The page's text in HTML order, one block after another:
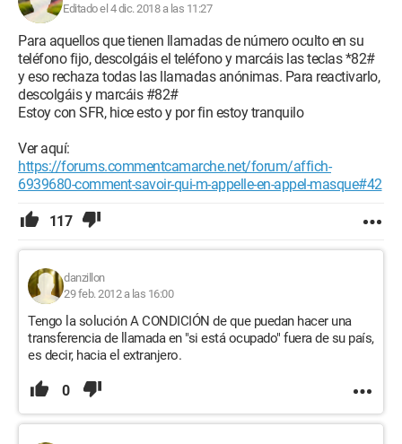
Editado el 4 dic. 2018 a las 11:27
Para aquellos que tienen llamadas de número oculto en su
teléfono fijo, descolgáis el teléfono y marcáis las teclas *82#
y eso rechaza todas las llamadas anónimas. Para reactivarlo,
descolgáis y marcáis #82#
Estoy con SFR, hice esto y por fin estoy tranquilo
Ver aquí:
https://forums.commentcamarche.net/forum/affich-
6939680-comment-savoir-qui-m-appelle-en-appel-masque#42
117
danzillon
29 feb. 2012 a las 16:00
Tengo la solución A CONDICIÓN de que puedan hacer una
transferencia de llamada en "si está ocupado" fuera de su país,
es decir, hacia el extranjero.
0